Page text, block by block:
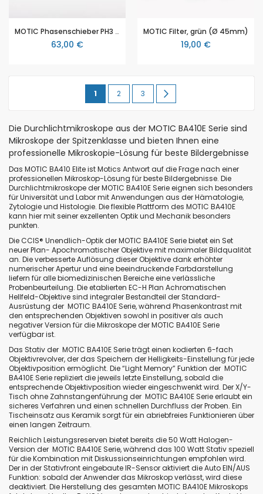
MOTIC Phasenschieber PH3 (100x)
63,00 €
MOTIC Filter, grün (Ø 45mm)
19,00 €
Seite
Sie
gerade
Seite
1 Seite
2 Seite
3
Die Durchlichtmikroskope aus der MOTIC BA410E Serie sind
Mikroskope der Spitzenklasse und bieten Ihnen eine
professionelle Mikroskopie-Lösung für beste Bildergebnisse
Das MOTIC BA410 Elite ist Motics Antwort auf die Frage nach einer
professionellen Mikroskop-Lösung für beste Bildergebnisse. Die
Durchlichtmikroskope der MOTIC BA410E Serie eignen sich besonders
für Universität und Labor mit Anwendungen aus der Hämatologie,
Zytologie und Histologie. Die flexible Plattform des MOTIC BA410E
kann hier mit seiner exzellenten Optik und Mechanik besonders
punkten.
Die CCIS® Unendlich-Optik der MOTIC BA410E Serie bietet ein Set
neuer Plan- Apochromatischer Objektive mit maximaler Bildqualität
an. Die verbesserte Auflösung dieser Objektive dank erhöhter
numerischer Apertur und eine beeindruckende Farbdarstellung
liefern für alle biomedizinischen Bereiche eine verlässliche
Probenbeurteilung. Die etablierten EC-H Plan Achromatischen
Hellfeld-Objektive sind integraler Bestandteil der Standard-
Ausrüstung der MOTIC BA410E Serie, während Phasenkontrast mit
den entsprechenden Objektiven sowohl in positiver als auch
negativer Version für die Mikroskope der MOTIC BA410E Serie
verfügbar ist.
Das Stativ der MOTIC BA410E Serie trägt einen kodierten 6-fach
Objektivrevolver, der das Speichern der Helligkeits-Einstellung für jede
Objektivposition ermöglicht. Die “Light Memory” Funktion der MOTIC
BA410E Serie repliziert die jeweils letzte Einstellung, sobald die
entsprechende Objektivposition wieder eingeschwenkt wird. Der X/Y-
Tisch ohne Zahnstangenführung der MOTIC BA410E Serie erlaubt ein
sicheres Verfahren und einen schnellen Durchfluss der Proben. Ein
Tischeinsatz aus Keramik sorgt für ein abriebfreies Funktionieren über
einen langen Zeitraum.
Reichlich Leistungsreserven bietet bereits die 50 Watt Halogen-
Version der MOTIC BA410E Serie, während das 100 Watt Stativ speziell
für die Kombination mit Diskussionseinrichtungen empfohlen wird.
Der in der Stativfront eingebaute IR-Sensor aktiviert die Auto EIN/AUS
Funktion: sobald der Anwender das Mikroskop verlässt, wird diese
deaktiviert. Die Herstellung des gesamten MOTIC BA410E Mikroskops